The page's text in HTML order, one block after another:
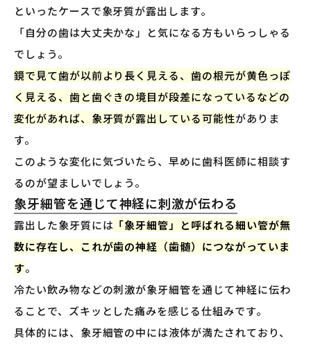
といったケースで象牙質が露出します。
「自分の歯は大丈夫かな」と気になる方もいらっしゃる
でしょう。
鏡で見て歯が以前より長く見える、歯の根元が黄色っぽ
く見える、歯と歯ぐきの境目が段差になっているなどの
変化があれば、象牙質が露出している可能性がありま
す。
このような変化に気づいたら、早めに歯科医師に相談す
るのが望ましいでしょう。
象牙細管を通じて神経に刺激が伝わる
露出した象牙質には 「象牙細管」と呼ばれる細い管が無
数に存在し、これが歯の神経（歯髄）につながっていま
す。
冷たい飲み物などの刺激が象牙細管を通じて神経に伝わ
ることで、ズキッとした痛みを感じる仕組みです。
具体的には、象牙細管の中には液体が満たされており、